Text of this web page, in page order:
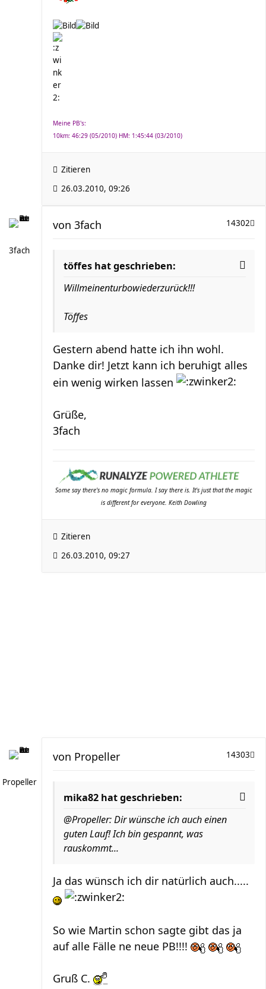
Meine PB's:
10km: 46:29 (05/2010) HM: 1:45:44 (03/2010)
Zitieren
26.03.2010, 09:26
3fach
14302
von 3fach
töffes hat geschrieben:
Willmeinenturbowiederzurück!!!
Töffes
Gestern abend hatte ich ihn wohl.
Danke dir! Jetzt kann ich beruhigt alles
ein wenig wirken lassen
Grüße,
3fach
Some say there's no magic formula. I say there is. It's just that the magic
is different for everyone. Keith Dowling
Zitieren
26.03.2010, 09:27
Propeller
14303
von Propeller
mika82 hat geschrieben:
@Propeller: Dir wünsche ich auch einen
guten Lauf! Ich bin gespannt, was
rauskommt...
Ja das wünsch ich dir natürlich auch.....
So wie Martin schon sagte gibt das ja
auf alle Fälle ne neue PB!!!!
Gruß C.